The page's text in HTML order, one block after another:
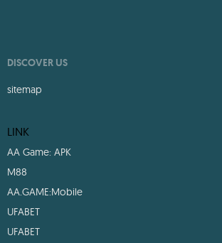
DISCOVER US
sitemap
LINK
AA Game: APK
M88
AA.GAME:Mobile
UFABET
UFABET